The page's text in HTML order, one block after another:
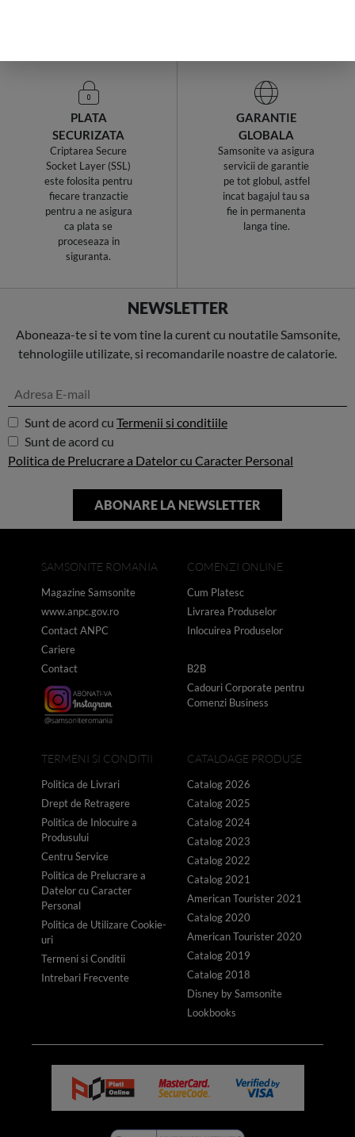
PLATA
SECURIZATA
Criptarea Secure
Socket Layer (SSL)
este folosita pentru
fiecare tranzactie
pentru a ne asigura
ca plata se
proceseaza in
siguranta.
GARANTIE
GLOBALA
Samsonite va asigura
servicii de garantie
pe tot globul, astfel
incat bagajul tau sa
fie in permanenta
langa tine.
NEWSLETTER
Aboneaza-te si te vom tine la curent cu noutatile Samsonite,
tehnologiile utilizate, si recomandarile noastre de calatorie.
Sunt de acord cu Termenii si conditiile
Sunt de acord cu
Politica de Prelucrare a Datelor cu Caracter Personal
SAMSONITE ROMANIA
Magazine Samsonite
www.anpc.gov.ro
Contact ANPC
Cariere
Contact
COMENZI ONLINE
Cum Platesc
Livrarea Produselor
Inlocuirea Produselor
B2B
Cadouri Corporate pentru
Comenzi Business
TERMENI SI CONDITII
Politica de Livrari
Drept de Retragere
Politica de Inlocuire a
Produsului
Centru Service
Politica de Prelucrare a
Datelor cu Caracter
Personal
Politica de Utilizare Cookie-
uri
Termeni si Conditii
Intrebari Frecvente
CATALOAGE PRODUSE
Catalog 2026
Catalog 2025
Catalog 2024
Catalog 2023
Catalog 2022
Catalog 2021
American Tourister 2021
Catalog 2020
American Tourister 2020
Catalog 2019
Catalog 2018
Disney by Samsonite
Lookbooks